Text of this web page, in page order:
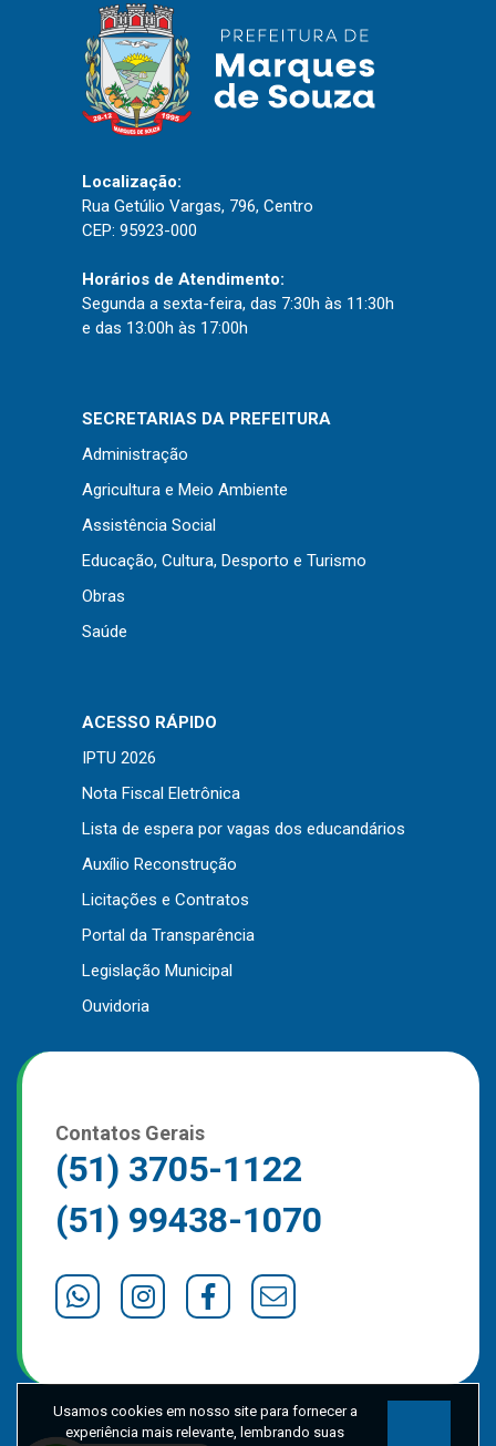
Nota Fiscal Eletrônica
Ouvidoria
Portal do Cidadão
Portal do Servidor
Publicações
Diário Oficial (Novo)
Diário Oficial (Até 30/04)
Seletivo Simplificado
Concursos
Instruções Normativas
Licitações
Dispensas e Inexigibilidades
Chamamentos Públicos
Leis, Decretos e Portarias
Transparência
Portal da Transparência
Radar da Transparência
Cespro
Outros
Notícias
Página Inicial
Usamos cookies em nosso site para fornecer a
experiência mais relevante, lembrando suas
Localização:
Rua Getúlio Vargas, 796, Centro
CEP: 95923-000
Horários de Atendimento:
Segunda a sexta-feira, das 7:30h às 11:30h
e das 13:00h às 17:00h
SECRETARIAS DA PREFEITURA
Administração
Agricultura e Meio Ambiente
Assistência Social
Educação, Cultura, Desporto e Turismo
Obras
Saúde
ACESSO RÁPIDO
IPTU 2026
Nota Fiscal Eletrônica
Lista de espera por vagas dos educandários
Auxílio Reconstrução
Licitações e Contratos
Portal da Transparência
Legislação Municipal
Ouvidoria
Contatos Gerais
(51) 3705-1122
(51) 99438-1070